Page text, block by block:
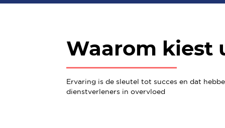
Waarom kiest
Ervaring is de sleutel tot succes en dat
dienstverleners in overvloed